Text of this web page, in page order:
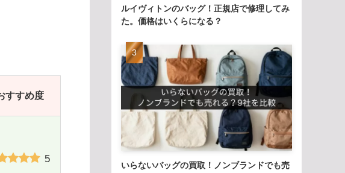
すすめ度
5
ルイヴィトンのバッグ！正規店で修理してみ
た。価格はいくらになる？
いらないバッグの買取！ノンブランドでも売